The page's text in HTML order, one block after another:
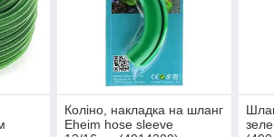
Коліно, накладка на шланг
Eheim hose sleeve